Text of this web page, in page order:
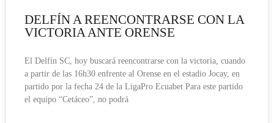
DELFÍN A REENCONTRARSE CON LA
VICTORIA ANTE ORENSE
El Delfín SC, hoy buscará reencontrarse con la victoria, cuando
a partir de las 16h30 enfrente al Orense en el estadio Jocay, en
partido por la fecha 24 de la LigaPro Ecuabet Para este partido
el equipo “Cetáceo”, no podrá